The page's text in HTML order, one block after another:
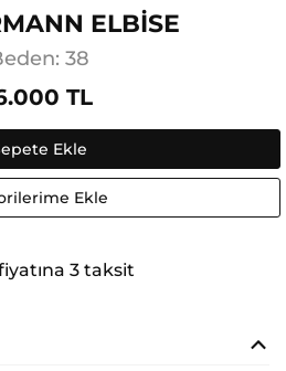
ELBİSE
38
TL
Ekle
Ekle
3 taksit